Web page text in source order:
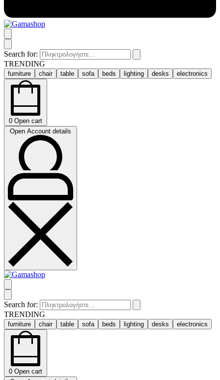
Search for:
TRENDING
furniture chair table sofa beds lighting desks electronics
0 Open cart
Open Account details
Search for:
TRENDING
furniture chair table sofa beds lighting desks electronics
0 Open cart